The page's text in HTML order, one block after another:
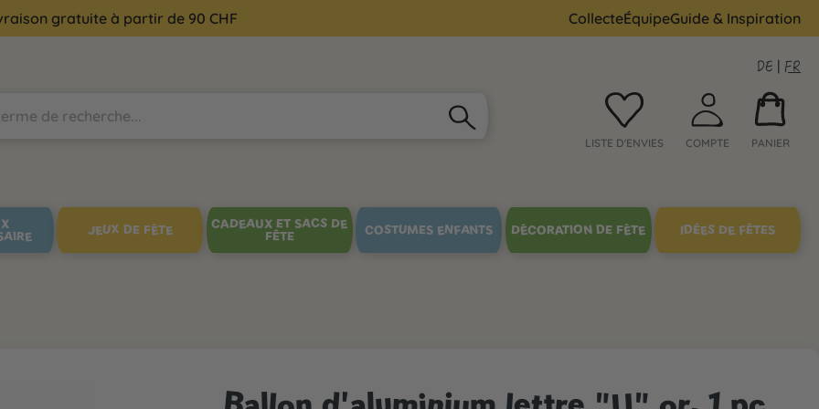
gratuite à partir de 90 CHF CollecteÉquipeGuide & Inspiration
DE | FR
LISTE D'ENVIES COMPTE PANIER
JEUX DE FÊTE
CADEAUX ET SACS DE
FÊTE
COSTUMES ENFANTS DÉCORATION DE FÊTE IDÉES DE FÊTES